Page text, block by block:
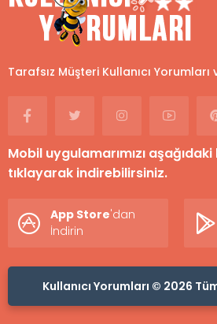
Tarafsız Müşteri Kullanıcı Yorumları
Mobil uygulamarımızı
tıklayarak indirebilirsiniz.
App Store'dan
İndirin
Kullanıcı Yorumları © 2026